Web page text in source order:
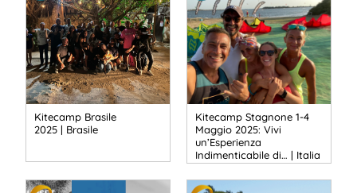
Kitecamp Brasile
2025 | Brasile
Kitecamp Stagnone 1-4
Maggio 2025: Vivi
un’Esperienza
Indimenticabile di… | Italia